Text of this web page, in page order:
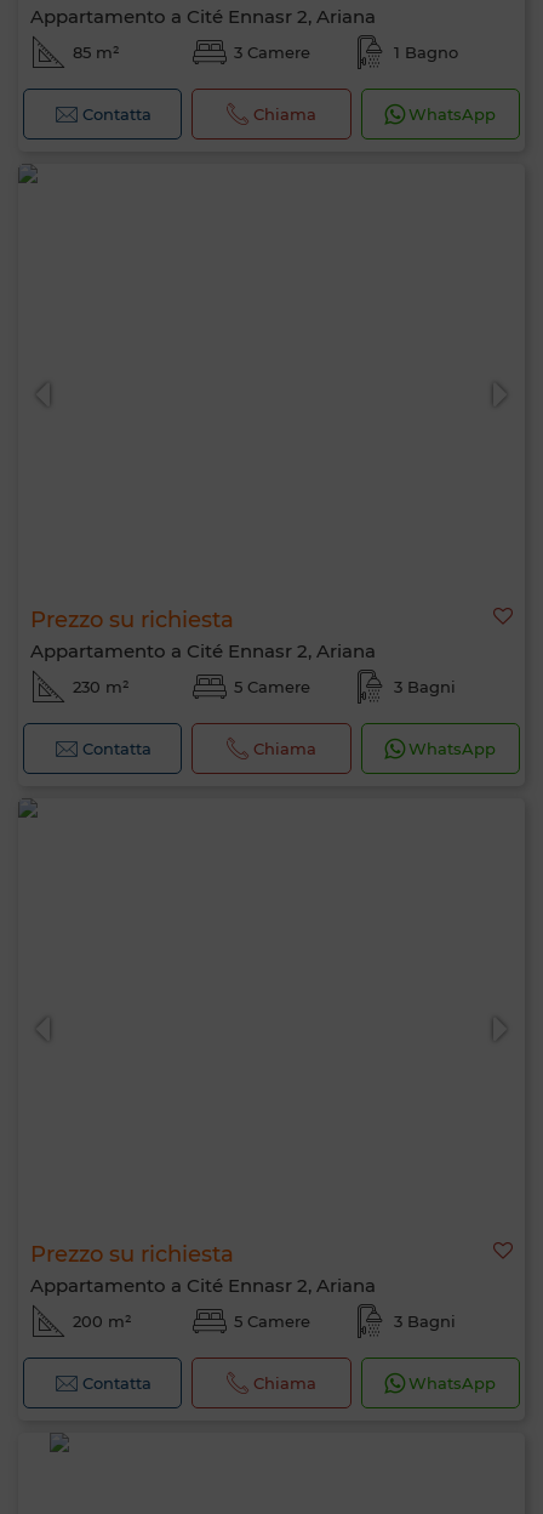
Appartamento a Cité Ennasr 2, Ariana
85 m² 3 Camere 1 Bagno
Contatta Chiama WhatsApp
Prezzo su richiesta
Appartamento a Cité Ennasr 2, Ariana
230 m² 5 Camere 3 Bagni
Contatta Chiama WhatsApp
Prezzo su richiesta
Appartamento a Cité Ennasr 2, Ariana
200 m² 5 Camere 3 Bagni
Contatta Chiama WhatsApp